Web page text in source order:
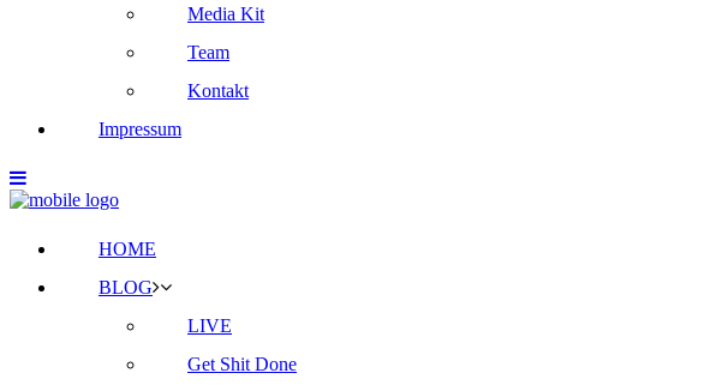
Media Kit
Team
Kontakt
Impressum
HOME
BLOG
LIVE
Get Shit Done